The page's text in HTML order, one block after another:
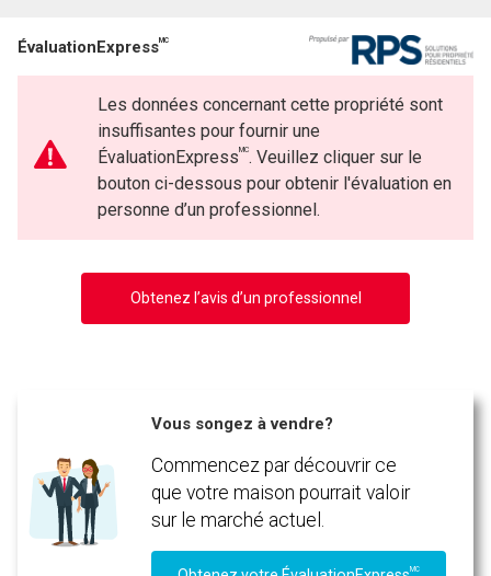
ÉvaluationExpressMC
Les données concernant cette propriété sont
insuffisantes pour fournir une
ÉvaluationExpressMC. Veuillez cliquer sur le
bouton ci-dessous pour obtenir l'évaluation en
personne d’un professionnel.
Obtenez l’avis d’un professionnel
Vous songez à vendre?
Commencez par découvrir ce
que votre maison pourrait valoir
sur le marché actuel.
MC